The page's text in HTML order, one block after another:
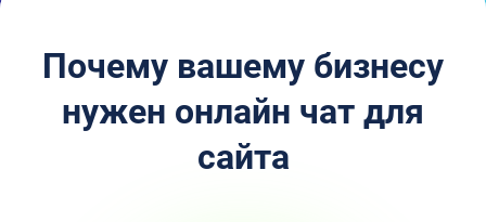
Почему вашему бизнесу
нужен онлайн чат для
сайта